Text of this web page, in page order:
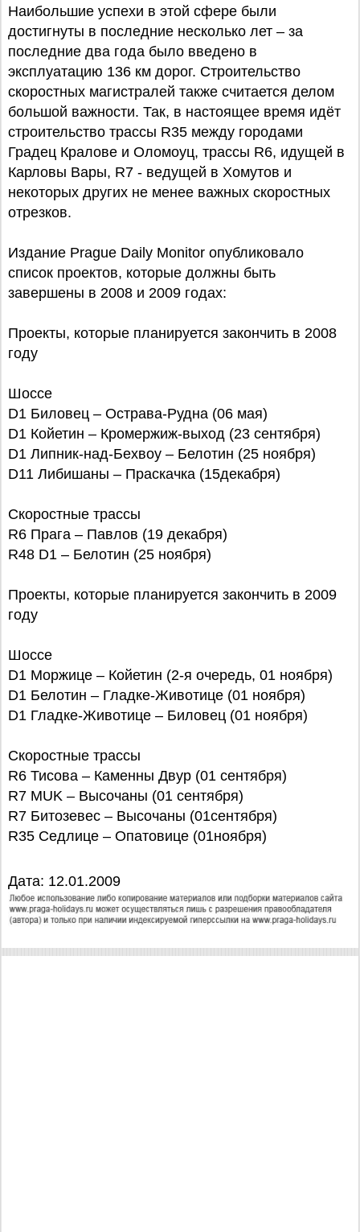
Наибольшие успехи в этой сфере были
достигнуты в последние несколько лет – за
последние два года было введено в
эксплуатацию 136 км дорог. Строительство
скоростных магистралей также считается делом
большой важности. Так, в настоящее время идёт
строительство трассы R35 между городами
Градец Кралове и Оломоуц, трассы R6, идущей в
Карловы Вары, R7 - ведущей в Хомутов и
некоторых других не менее важных скоростных
отрезков.
Издание Prague Daily Monitor опубликовало
список проектов, которые должны быть
завершены в 2008 и 2009 годах:
Проекты, которые планируется закончить в 2008
году
Шоссе
D1 Биловец – Острава-Рудна (06 мая)
D1 Койетин – Кромержиж-выход (23 сентября)
D1 Липник-над-Бехвоу – Белотин (25 ноября)
D11 Либишаны – Праскачка (15декабря)
Скоростные трассы
R6 Прага – Павлов (19 декабря)
R48 D1 – Белотин (25 ноября)
Проекты, которые планируется закончить в 2009
году
Шоссе
D1 Моржице – Койетин (2-я очередь, 01 ноября)
D1 Белотин – Гладке-Животице (01 ноября)
D1 Гладке-Животице – Биловец (01 ноября)
Скоростные трассы
R6 Тисова – Каменны Двур (01 сентября)
R7 MUK – Высочаны (01 сентября)
R7 Битозевес – Высочаны (01сентября)
R35 Седлице – Опатовице (01ноября)
Дата: 12.01.2009